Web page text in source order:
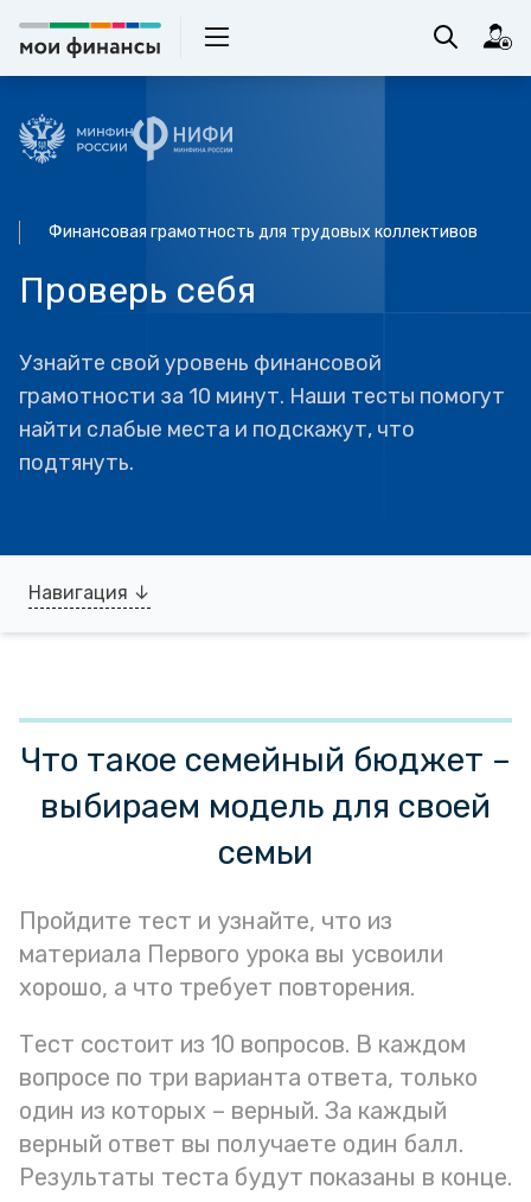
Финансовая грамотность для трудовых коллективов
Проверь себя
Узнайте свой уровень финансовой
грамотности за 10 минут. Наши тесты помогут
найти слабые места и подскажут, что
подтянуть.
Навигация ↓